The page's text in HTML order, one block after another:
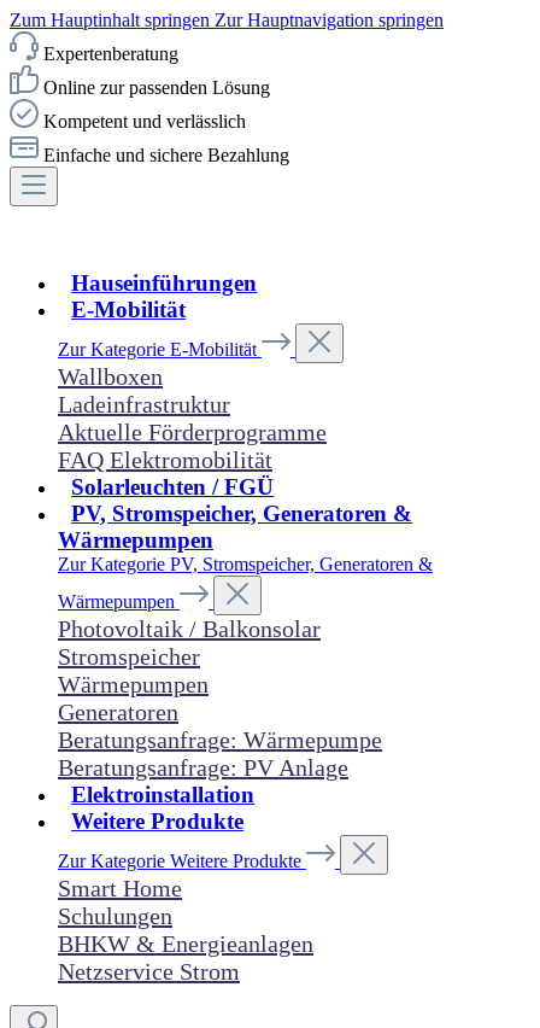
Zum Hauptinhalt springen Zur Hauptnavigation springen
Expertenberatung
Online zur passenden Lösung
Kompetent und verlässlich
Einfache und sichere Bezahlung
Hauseinführungen
E-Mobilität
Zur Kategorie E-Mobilität
Wallboxen
Ladeinfrastruktur
Aktuelle Förderprogramme
FAQ Elektromobilität
Solarleuchten / FGÜ
PV, Stromspeicher, Generatoren &
Wärmepumpen
Zur Kategorie PV, Stromspeicher, Generatoren &
Wärmepumpen
Photovoltaik / Balkonsolar
Stromspeicher
Wärmepumpen
Generatoren
Beratungsanfrage: Wärmepumpe
Beratungsanfrage: PV Anlage
Elektroinstallation
Weitere Produkte
Zur Kategorie Weitere Produkte
Smart Home
Schulungen
BHKW & Energieanlagen
Netzservice Strom